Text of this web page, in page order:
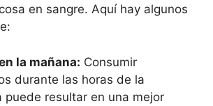
en sangre. Aquí hay algunos
la mañana: Consumir
durante las horas de la
puede resultar en una mejor